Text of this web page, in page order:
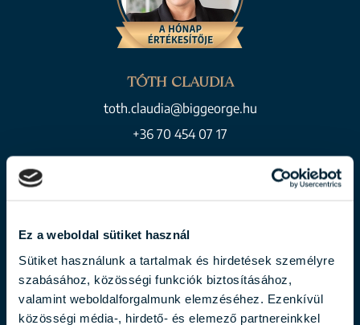
Ez a weboldal sütiket használ
Sütiket használunk a tartalmak és hirdetések személyre
szabásához, közösségi funkciók biztosításához,
valamint weboldalforgalmunk elemzéséhez. Ezenkívül
közösségi média-, hirdető- és elemező partnereinkkel
TÓTH CLAUDIA
toth.claudia@biggeorge.hu
+36 70 454 07 17